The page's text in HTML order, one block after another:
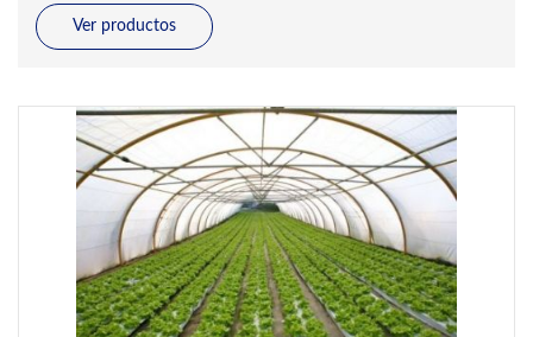
Ver productos